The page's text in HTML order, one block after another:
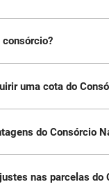
a reunião de
e com
com a
por
um
uma cota do
Consórcio
do Consórcio
taxa de adesão;
nas parcelas do